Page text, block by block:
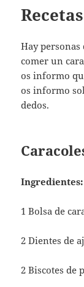
Hay personas
comer un
os informo
os informo
dedos.
Ingredientes:
1 Bolsa de
2 Dientes de
2 Biscotes de